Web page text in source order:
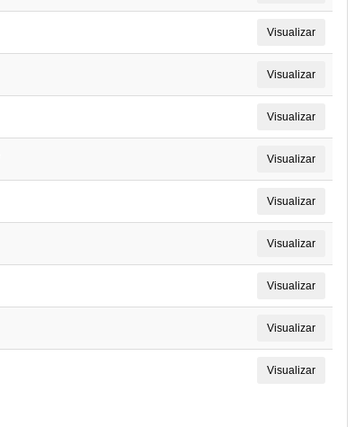
Visualizar
Visualizar
Visualizar
Visualizar
Visualizar
Visualizar
Visualizar
Visualizar
Visualizar